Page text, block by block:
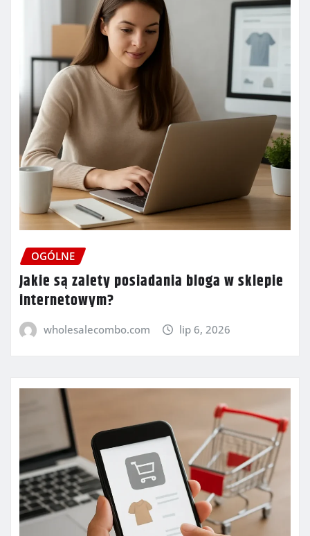
OGÓLNE
Jakie są zalety posiadania bloga w sklepie
internetowym?
wholesalecombo.com lip 6, 2026